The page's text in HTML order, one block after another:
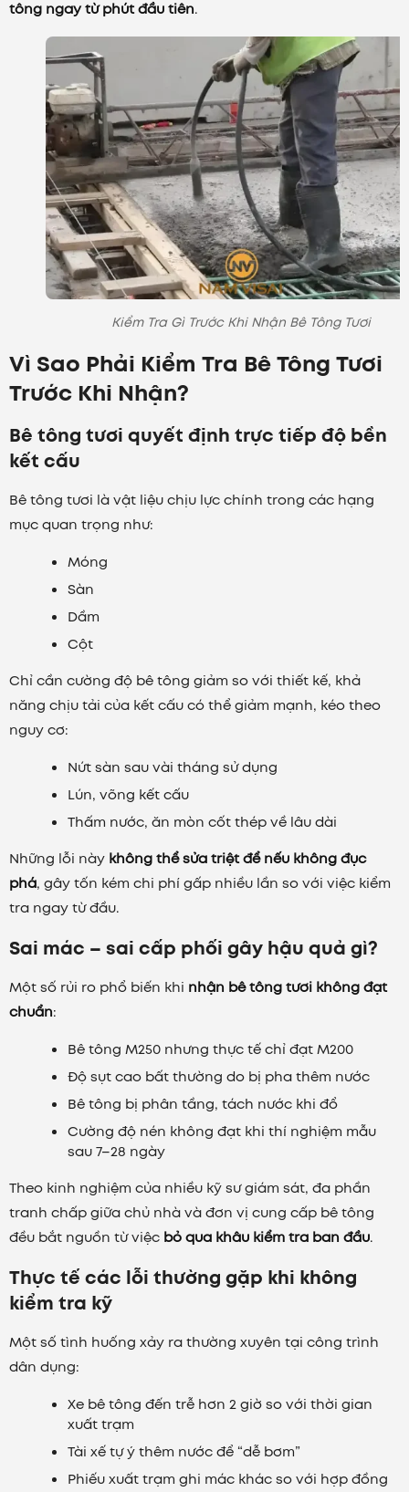
tông ngay từ phút đầu tiên.
Kiểm Tra Gì Trước Khi Nhận Bê Tông Tươi
Vì Sao Phải Kiểm Tra Bê Tông Tươi
Trước Khi Nhận?
Bê tông tươi quyết định trực tiếp độ bền
kết cấu
Bê tông tươi là vật liệu chịu lực chính trong các hạng
mục quan trọng như:
Móng
Sàn
Dầm
Cột
Chỉ cần cường độ bê tông giảm so với thiết kế, khả
năng chịu tải của kết cấu có thể giảm mạnh, kéo theo
nguy cơ:
Nứt sàn sau vài tháng sử dụng
Lún, võng kết cấu
Thấm nước, ăn mòn cốt thép về lâu dài
Những lỗi này không thể sửa triệt để nếu không đục
phá, gây tốn kém chi phí gấp nhiều lần so với việc kiểm
tra ngay từ đầu.
Sai mác – sai cấp phối gây hậu quả gì?
Một số rủi ro phổ biến khi nhận bê tông tươi không đạt
chuẩn:
Bê tông M250 nhưng thực tế chỉ đạt M200
Độ sụt cao bất thường do bị pha thêm nước
Bê tông bị phân tầng, tách nước khi đổ
Cường độ nén không đạt khi thí nghiệm mẫu
sau 7–28 ngày
Theo kinh nghiệm của nhiều kỹ sư giám sát, đa phần
tranh chấp giữa chủ nhà và đơn vị cung cấp bê tông
đều bắt nguồn từ việc bỏ qua khâu kiểm tra ban đầu.
Thực tế các lỗi thường gặp khi không
kiểm tra kỹ
Một số tình huống xảy ra thường xuyên tại công trình
dân dụng:
Xe bê tông đến trễ hơn 2 giờ so với thời gian
xuất trạm
Tài xế tự ý thêm nước để “dễ bơm”
Phiếu xuất trạm ghi mác khác so với hợp đồng